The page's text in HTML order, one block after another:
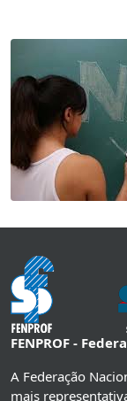
FENPROF -
A Federação
mais